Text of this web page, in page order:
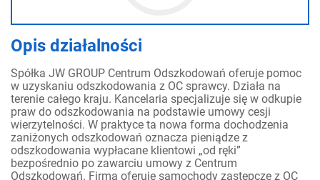
Opis działalności
Spółka JW GROUP Centrum Odszkodowań oferuje pomoc
w uzyskaniu odszkodowania z OC sprawcy. Działa na
terenie całego kraju. Kancelaria specjalizuje się w odkupie
praw do odszkodowania na podstawie umowy cesji
wierzytelności. W praktyce ta nowa forma dochodzenia
zaniżonych odszkodowań oznacza pieniądze z
odszkodowania wypłacane klientowi „od ręki”
bezpośrednio po zawarciu umowy z Centrum
Odszkodowań. Firma oferuje samochody zastępcze z OC